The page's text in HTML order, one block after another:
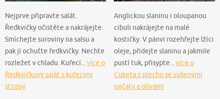
Nejprve připravte salát.
Ředkvičky očistěte a nakrájejte.
Smíchejte suroviny na salsu a
pak jí ochuťte ředkvičky. Nechte
rozležet v chladu. Kuřecí... více o
Ředkvičkový salát s kuřecími
stripsy
Anglickou slaninu i oloupanou
cibuli nakrájejte na malé
kostičky. V pánvi rozehřejte lžíci
oleje, přidejte slaninu a jakmile
pustí tuk, přisypte... více o
Cuketa z plechu se sušenými
rajčaty a olivami